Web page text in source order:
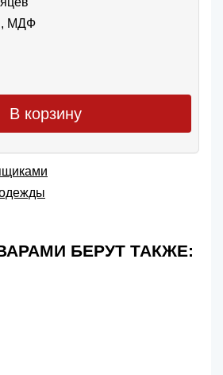
МДФ
В корзину
БЕРУТ ТАКЖЕ: